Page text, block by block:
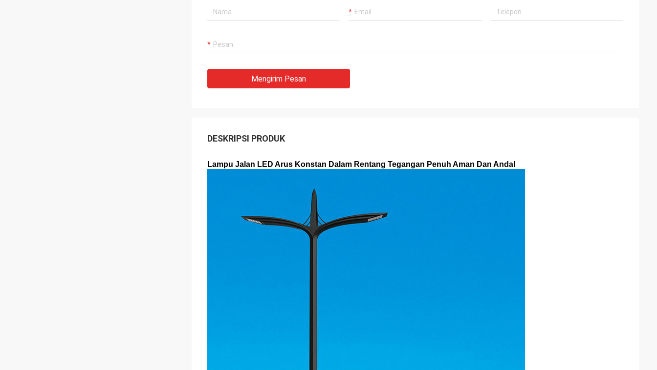
Mengirim Pesan
DESKRIPSI PRODUK
Lampu Jalan LED Arus Konstan Dalam Rentang Tegangan Penuh Aman Dan Andal